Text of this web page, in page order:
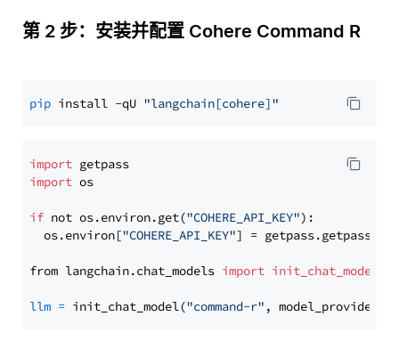
第 2 步：安装并配置 Cohere Command R
pip install -qU "langchain[cohere]"
import
import os
if not os.environ.get("COHERE_API_KEY"):
  os.environ[
"COHERE_API_KEY"] = getpass.getpass(
from langchain.chat_models import init_chat_model
llm = init_chat_model("command-r" , model_provider=